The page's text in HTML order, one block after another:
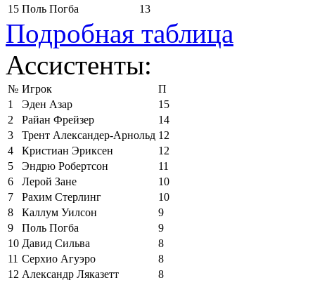
15 Поль Погба 13
Подробная таблица
Ассистенты:
№ Игрок
П
1
Эден Азар
15
2
Райан Фрейзер
14
3
Трент Александер-Арнольд 12
4
Кристиан Эриксен
12
5
Эндрю Робертсон
11
6
Лерой Зане
10
7
Рахим Стерлинг
10
8
Каллум Уилсон
9
9
Поль Погба
9
10 Давид Сильва
8
11 Серхио Агуэро
8
12 Александр Ляказетт
8